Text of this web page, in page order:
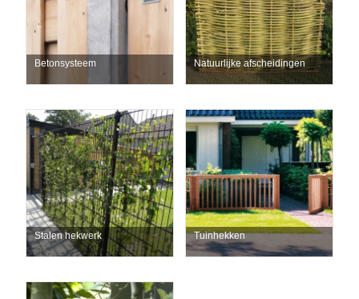
Betonsysteem Natuurlijke afscheidingen
Stalen hekwerk Tuinhekken